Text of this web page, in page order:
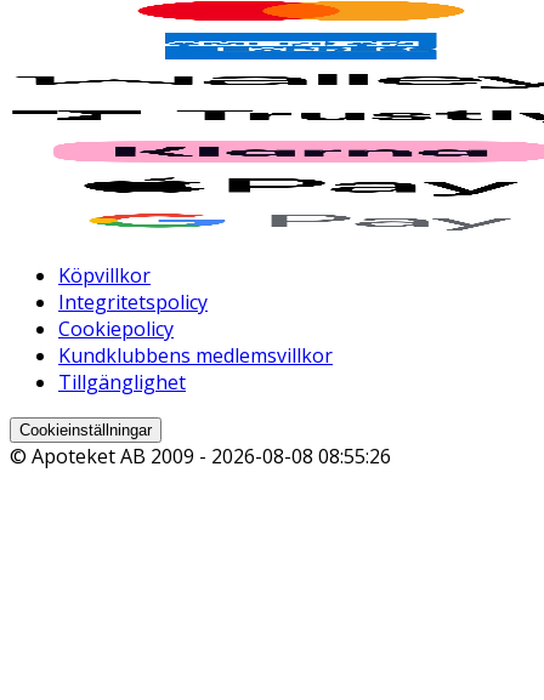
Köpvillkor
Integritetspolicy
Cookiepolicy
Kundklubbens medlemsvillkor
Tillgänglighet
Cookieinställningar
© Apoteket AB 2009 - 2026-08-08 08:55:26